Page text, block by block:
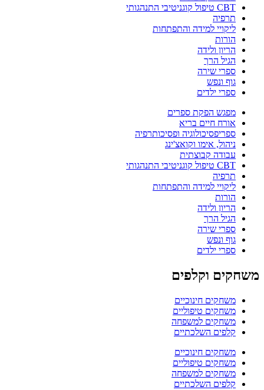
CBT טיפול קוגניטיבי התנהגותי
תרפיה
ליקויי למידה והתפתחות
הורות
הריון ולידה
הגיל הרך
ספרי שירה
גוף ונפש
ספרי ילדים
מפגש הפקת ספרים
אורח חיים בריא
ספריפסיכולוגיה ופסיכותרפיה
ניהול, אימו וקואצ'ינג
עבודה קבוצתית
CBT טיפול קוגניטיבי התנהגותי
תרפיה
ליקויי למידה והתפתחות
הורות
הריון ולידה
הגיל הרך
ספרי שירה
גוף ונפש
ספרי ילדים
משחקים וקלפים
משחקים חינוכיים
משחקים טיפוליים
משחקים למשפחה
קלפים השלכתיים
משחקים חינוכיים
משחקים טיפוליים
משחקים למשפחה
קלפים השלכתיים